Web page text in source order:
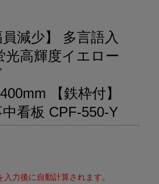
減少】 多言語入
光高輝度イエロー
【鉄枠付】
看板 CPF-550-Y